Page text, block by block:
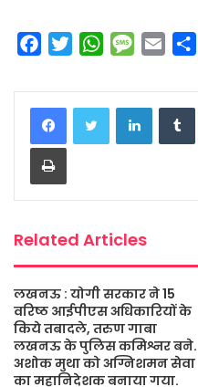
c
e
b
o
o
i
t
t
W
a
t
s
M
s
s
a
a
i
LinkedIn
Print
Related Articles
लखनऊ : योगी सरकार ने 15
वरिष्ठ आईपीएस अधिकारियों के
किये तबादले, तरुण गाबा
लखनऊ के पुलिस कमिश्नर बने.
अशोक मुथा को अग्निशमन सेवा
का महानिदेशक बनाया गया.